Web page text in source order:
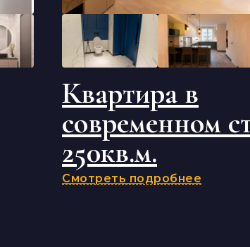
Квартира в
современном
250кв.м.
Смотреть подробнее